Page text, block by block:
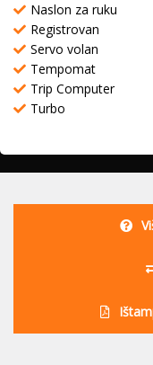
Naslon za ruku
Registrovan
Servo volan
Tempomat
Trip Computer
Turbo